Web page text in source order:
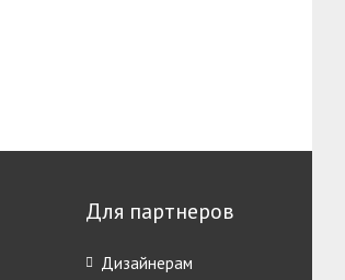
Для партнеров
Дизайнерам